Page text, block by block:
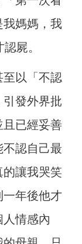
媽媽，我
屍。
至以「不認
發外界批
且已經妥善
認自己最
讓我哭笑
一年後他才
情感內